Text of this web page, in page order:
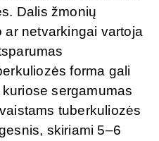
Dalis žmonių
netvarkingai vartoja
forma gali
sergamumas
tuberkuliozės
skiriami 5–6